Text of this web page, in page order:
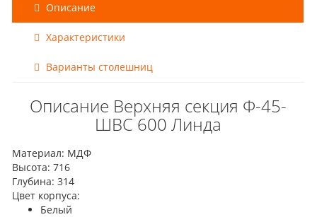
Описание
Характеристики
Варианты столешниц
Описание Верхняя секция Ф-45-
ШВС 600 Линда
Материал: МДФ
Высота: 716
Глубина: 314
Цвет корпуса:
Белый